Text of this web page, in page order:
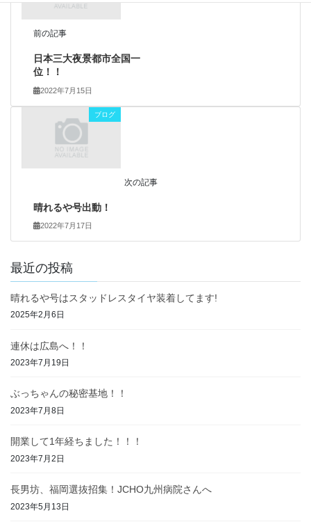
前の記事
日本三大夜景都市全国一
位！！
2022年7月15日
ブログ
次の記事
晴れるや号出動！
2022年7月17日
最近の投稿
晴れるや号はスタッドレスタイヤ装着してます!
2025年2月6日
連休は広島へ！！
2023年7月19日
ぶっちゃんの秘密基地！！
2023年7月8日
開業して1年経ちました！！！
2023年7月2日
長男坊、福岡選抜招集！JCHO九州病院さんへ
2023年5月13日